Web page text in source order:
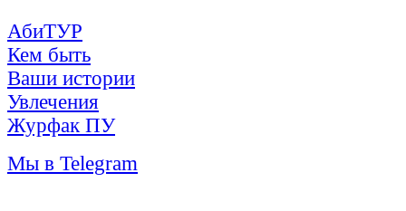
АбиТУР
Кем быть
Ваши истории
Увлечения
Журфак ПУ
Мы в Telegram